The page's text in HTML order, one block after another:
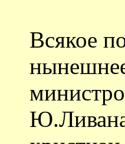
Всякое
Ю.Ливана